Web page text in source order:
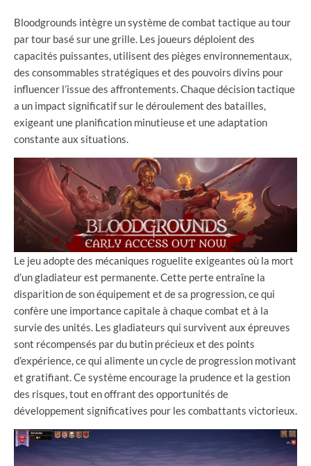
Bloodgrounds intègre un système de combat tactique au tour
par tour basé sur une grille. Les joueurs déploient des
capacités puissantes, utilisent des pièges environnementaux,
des consommables stratégiques et des pouvoirs divins pour
influencer l’issue des affrontements. Chaque décision tactique
a un impact significatif sur le déroulement des batailles,
exigeant une planification minutieuse et une adaptation
constante aux situations.
Le jeu adopte des mécaniques roguelite exigeantes où la mort
d’un gladiateur est permanente. Cette perte entraîne la
disparition de son équipement et de sa progression, ce qui
confère une importance capitale à chaque combat et à la
survie des unités. Les gladiateurs qui survivent aux épreuves
sont récompensés par du butin précieux et des points
d’expérience, ce qui alimente un cycle de progression motivant
et gratifiant. Ce système encourage la prudence et la gestion
des risques, tout en offrant des opportunités de
développement significatives pour les combattants victorieux.